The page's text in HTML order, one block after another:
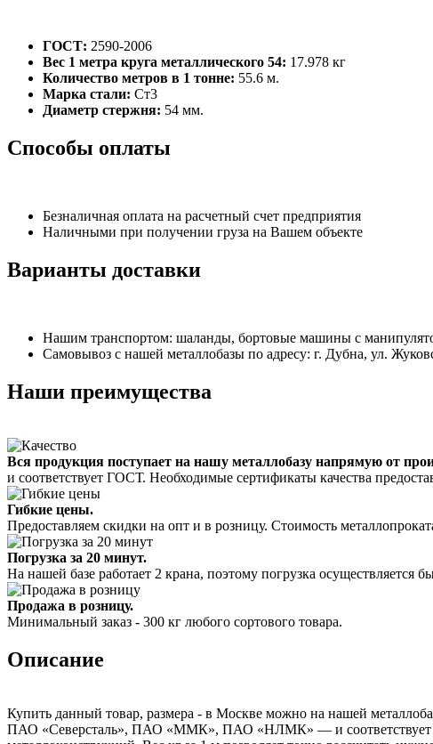
ГОСТ: 2590-2006
Вес 1 метра круга металлического 54: 17.978 кг
Количество метров в 1 тонне: 55.6 м.
Марка стали: Ст3
Диаметр стержня: 54 мм.
Способы оплаты
Безналичная оплата на расчетный счет предприятия
Наличными при получении груза на Вашем объекте
Варианты доставки
Нашим транспортом: шаланды, бортовые машины с
Самовывоз с нашей металлобазы по адресу: г. Дубна, ул.
Наши преимущества
Вся продукция поступает на нашу металлобазу напрямую от
и соответствует ГОСТ. Необходимые сертификаты качества
Гибкие цены.
Предоставляем скидки на опт и в розницу. Стоимость
Погрузка за 20 минут.
На нашей базе работает 2 крана, поэтому погрузка осуществляется
Продажа в розницу.
Минимальный заказ - 300 кг любого сортового товара.
Описание
Купить данный товар, размера - в Москве можно на нашей
ПАО «Северсталь», ПАО «ММК», ПАО «НЛМК» — и соответствует